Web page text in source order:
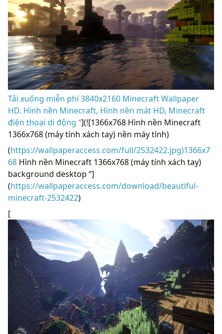
Tải xuống miễn phí 3840x2160 Minecraft Wallpaper
HD. Hình nền Minecraft, Hình nền mát HD, Minecraft
điện thoại di động “](![1366x768 Hình nền Minecraft
1366x768 (máy tính xách tay) nền máy tính)
(https://wallpaperaccess.com/full/2532422.jpg)1366x7
68 Hình nền Minecraft 1366x768 (máy tính xách tay)
background desktop “]
(https://wallpaperaccess.com/download/beautiful-
minecraft-2532422)
[